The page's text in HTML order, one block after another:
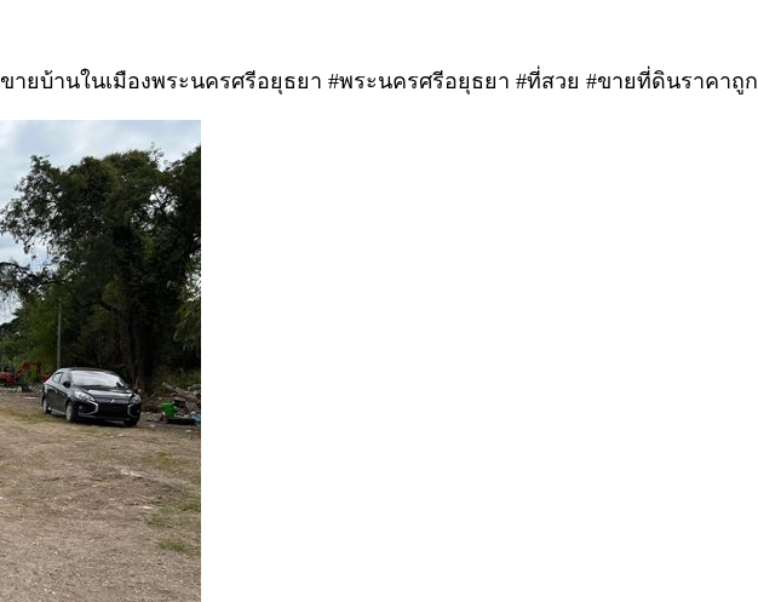
ยบ้านในเมืองพระนครศรีอยุธยา #พระนครศรีอยุธยา #ที่สวย #ขายที่ดินราคาถูก